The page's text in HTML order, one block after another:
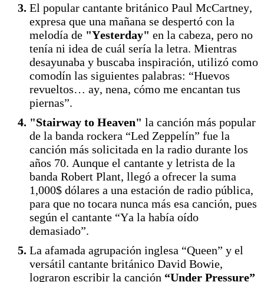
El popular cantante británico Paul McCartney,
expresa que una mañana se despertó con la
melodía de "Yesterday" en la cabeza, pero no
tenía ni idea de cuál sería la letra. Mientras
desayunaba y buscaba inspiración, utilizó como
comodín las siguientes palabras: “Huevos
revueltos… ay, nena, cómo me encantan tus
piernas”.
"Stairway to Heaven" la canción más popular
de la banda rockera “Led Zeppelín” fue la
canción más solicitada en la radio durante los
años 70. Aunque el cantante y letrista de la
banda Robert Plant, llegó a ofrecer la suma
1,000$ dólares a una estación de radio pública,
para que no tocara nunca más esa canción, pues
según el cantante “Ya la había oído
demasiado”.
La afamada agrupación inglesa “Queen” y el
versátil cantante británico David Bowie,
lograron escribir la canción “Under Pressure”